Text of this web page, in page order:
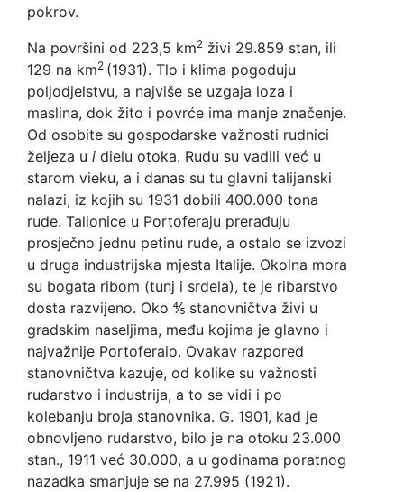
pokrov.
Na površini od 223,5 km2 živi 29.859 stan, ili
129 na km2 (1931). Tlo i klima pogoduju
poljodjelstvu, a najviše se uzgaja loza i
maslina, dok žito i povrće ima manje značenje.
Od osobite su gospodarske važnosti rudnici
željeza u i dielu otoka. Rudu su vadili već u
starom vieku, a i danas su tu glavni talijanski
nalazi, iz kojih su 1931 dobili 400.000 tona
rude. Talionice u Portoferaju prerađuju
prosječno jednu petinu rude, a ostalo se izvozi
u druga industrijska mjesta Italije. Okolna mora
su bogata ribom (tunj i srdela), te je ribarstvo
dosta razvijeno. Oko ⅘ stanovničtva živi u
gradskim naseljima, među kojima je glavno i
najvažnije Portoferaio. Ovakav razpored
stanovničtva kazuje, od kolike su važnosti
rudarstvo i industrija, a to se vidi i po
kolebanju broja stanovnika. G. 1901, kad je
obnovljeno rudarstvo, bilo je na otoku 23.000
stan., 1911 već 30.000, a u godinama poratnog
nazadka smanjuje se na 27.995 (1921).